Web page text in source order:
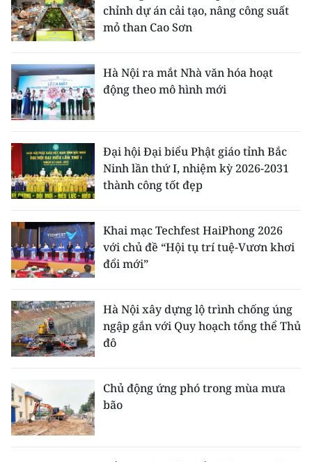
chỉnh dự án cải tạo, nâng công suất
mỏ than Cao Sơn
Hà Nội ra mắt Nhà văn hóa hoạt
động theo mô hình mới
Đại hội Đại biểu Phật giáo tỉnh Bắc
Ninh lần thứ I, nhiệm kỳ 2026-2031
thành công tốt đẹp
Khai mạc Techfest HaiPhong 2026
với chủ đề “Hội tụ trí tuệ-Vươn khơi
đổi mới”
Hà Nội xây dựng lộ trình chống úng
ngập gắn với Quy hoạch tổng thể Thủ
đô
Chủ động ứng phó trong mùa mưa
bão